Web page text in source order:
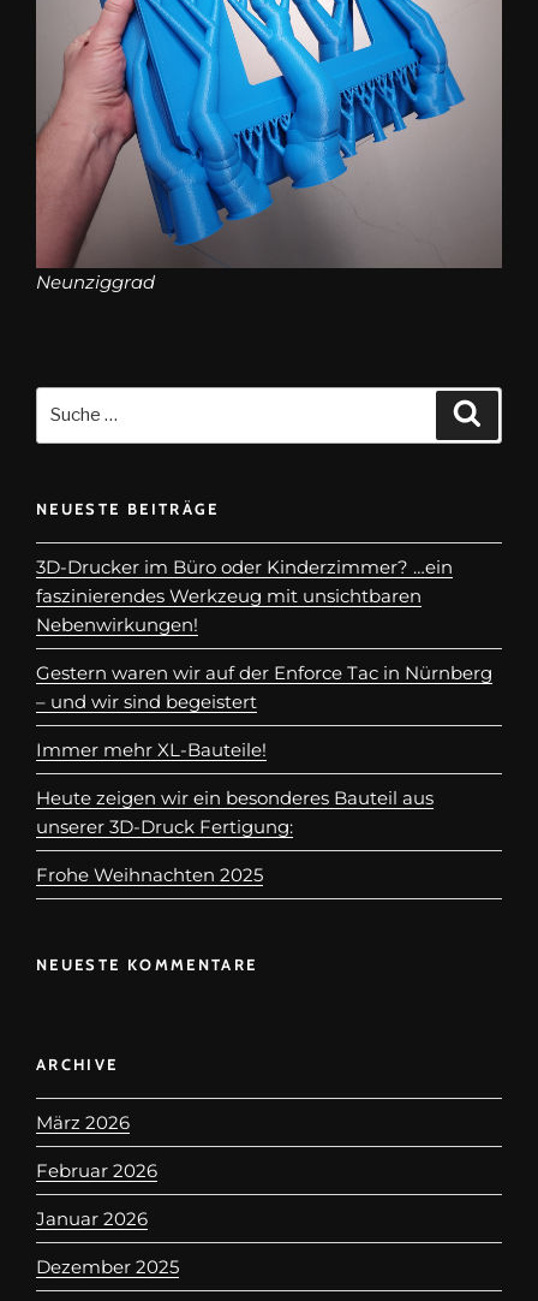
Neunziggrad
NEUESTE BEITRÄGE
3D-Drucker im Büro oder Kinderzimmer? …ein
faszinierendes Werkzeug mit unsichtbaren
Nebenwirkungen!
Gestern waren wir auf der Enforce Tac in Nürnberg
– und wir sind begeistert
Immer mehr XL-Bauteile!
Heute zeigen wir ein besonderes Bauteil aus
unserer 3D-Druck Fertigung:
Frohe Weihnachten 2025
NEUESTE KOMMENTARE
ARCHIVE
März 2026
Februar 2026
Januar 2026
Dezember 2025